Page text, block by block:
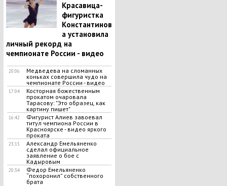
​Красавица-
фигуристка
Константинов
а установила
личный рекорд на
чемпионате России - видео
20:06
Медведева на сломанных
коньках совершила чудо на
чемпионате России - видео
17:04
Косторная божественным
прокатом очаровала
Тарасову: "Это образец, как
картину пишет"
16:42
​Фигурист Алиев завоевал
титул чемпиона России в
Красноярске - видео яркого
проката
23:15
​Александр Емельяненко
сделал официальное
заявление о бое с
Кадыровым
20:34
​Федор Емельяненко
“похоронил” собственного
брата